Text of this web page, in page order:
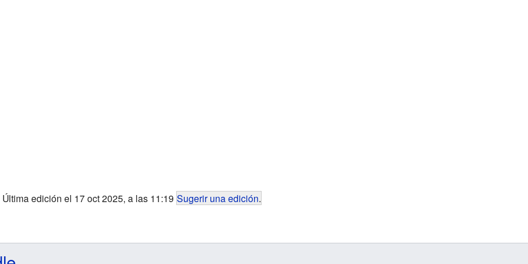
Última edición el 17 oct 2025, a las 11:19 Sugerir una edición.